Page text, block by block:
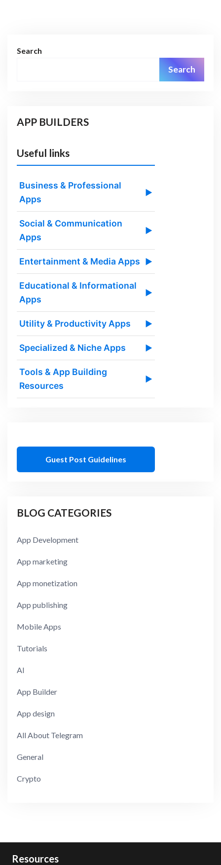
Search
Search
APP BUILDERS
Useful links
Business & Professional
Apps
▶
Social & Communication
Apps
▶
Entertainment & Media Apps ▶
Educational & Informational
Apps
▶
Utility & Productivity Apps ▶
Specialized & Niche Apps ▶
Tools & App Building
Resources
▶
Guest Post Guidelines
BLOG CATEGORIES
App Development
App marketing
App monetization
App publishing
Mobile Apps
Tutorials
AI
App Builder
App design
All About Telegram
General
Crypto
Resources